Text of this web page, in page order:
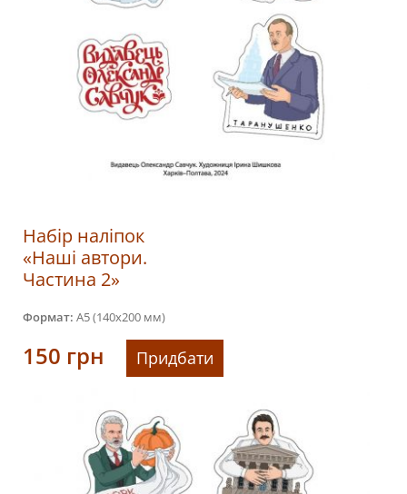
Набір наліпок
«Наші автори.
Частина 2»
Формат: А5 (140х200 мм)
150 грн Придбати